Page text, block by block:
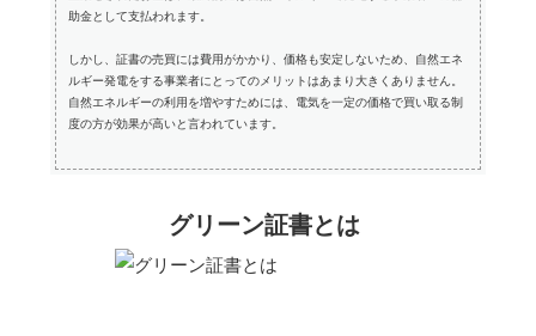
助金として支払われます。
しかし、証書の売買には費用がかかり、価格も安定しないため、自然エネ
ルギー発電をする事業者にとってのメリットはあまり大きくありません。
自然エネルギーの利用を増やすためには、電気を一定の価格で買い取る制
度の方が効果が高いと言われています。
グリーン証書とは